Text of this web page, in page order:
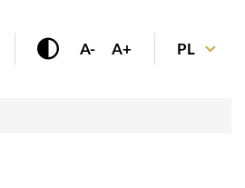
A- A+ PL